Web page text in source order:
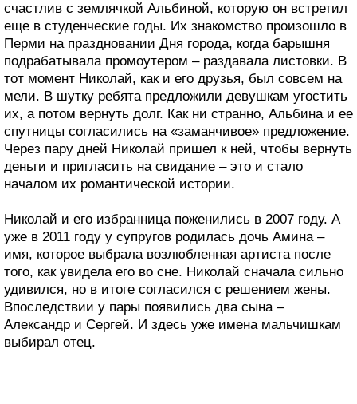
счастлив с землячкой Альбиной, которую он встретил
еще в студенческие годы. Их знакомство произошло в
Перми на праздновании Дня города, когда барышня
подрабатывала промоутером – раздавала листовки. В
тот момент Николай, как и его друзья, был совсем на
мели. В шутку ребята предложили девушкам угостить
их, а потом вернуть долг. Как ни странно, Альбина и ее
спутницы согласились на «заманчивое» предложение.
Через пару дней Николай пришел к ней, чтобы вернуть
деньги и пригласить на свидание – это и стало
началом их романтической истории.
Николай и его избранница поженились в 2007 году. А
уже в 2011 году у супругов родилась дочь Амина –
имя, которое выбрала возлюбленная артиста после
того, как увидела его во сне. Николай сначала сильно
удивился, но в итоге согласился с решением жены.
Впоследствии у пары появились два сына –
Александр и Сергей. И здесь уже имена мальчишкам
выбирал отец.